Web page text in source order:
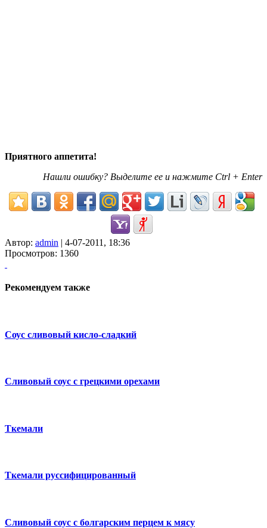
Приятного аппетита!
Нашли ошибку? Выделите ее и нажмите Ctrl + Enter
Автор: admin | 4-07-2011, 18:36
Просмотров: 1360
Рекомендуем также
Соус сливовый кисло-сладкий
Сливовый соус с грецкими орехами
Ткемали
Ткемали руссифицированный
Сливовый соус с болгарским перцем к мясу